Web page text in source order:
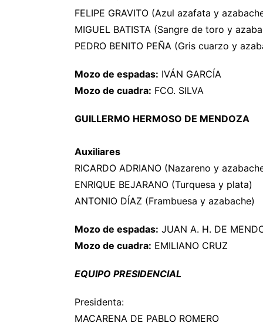
FELIPE GRAVITO (Azul azafata y
MIGUEL BATISTA (Sangre de toro y
PEDRO BENITO PEÑA (Gris cuarzo y
Mozo de espadas: IVÁN GARCÍA
Mozo de cuadra: FCO. SILVA
GUILLERMO HERMOSO DE MENDOZA
Auxiliares
RICARDO ADRIANO (Nazareno y
ENRIQUE BEJARANO (Turquesa y plata)
ANTONIO DÍAZ (Frambuesa y azabache)
Mozo de espadas: JUAN A. H. DE
Mozo de cuadra: EMILIANO CRUZ
EQUIPO PRESIDENCIAL
Presidenta:
MACARENA DE PABLO ROMERO